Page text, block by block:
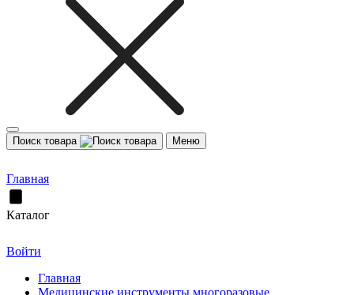
Поиск товара Меню
Главная
Каталог
Войти
Главная
Медицинские инструменты многоразовые